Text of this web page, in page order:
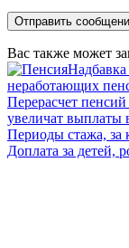
Вас также может
неработающих
Перерасчет
увеличат выплаты
Периоды стажа, за
Доплата за детей,